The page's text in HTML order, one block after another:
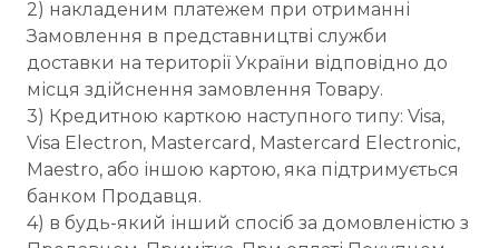
2) накладеним платежем при отриманні
Замовлення в представництві служби
доставки на території України відповідно до
місця здійснення замовлення Товару.
3) Кредитною карткою наступного типу: Visa,
Visa Electron, Mastercard, Mastercard Electronic,
Maestro, або іншою картою, яка підтримується
банком Продавця.
4) в будь-який інший спосіб за домовленістю з